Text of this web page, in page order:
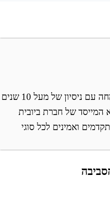
ישראל כהן הוא אינסטלטור מומחה עם ניסיון של מעל 10 שנים
של חברת ביובית
ואמינים לכל סוגי